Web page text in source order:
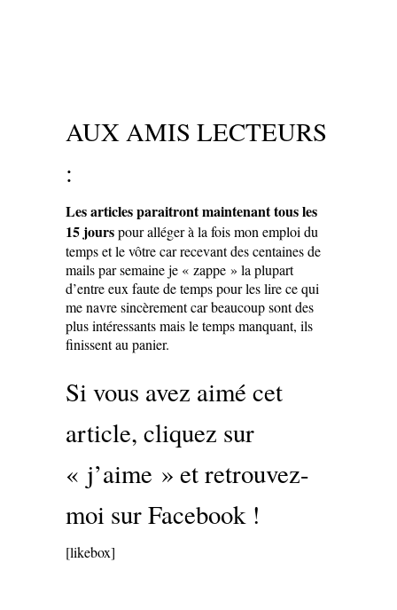
AUX AMIS LECTEURS
:
Les articles paraitront maintenant tous les
15 jourspour alléger à la fois mon emploi du
temps et le vôtre car recevant des centaines de
mails par semaine je « zappe » la plupart
d’entre eux faute de temps pour les lire ce qui
me navre sincèrement car beaucoup sont des
plus intéressants mais le temps manquant, ils
finissent au panier.
Si vous avez aimé cet
article, cliquez sur
« j’aime » et retrouvez-
moi sur Facebook !
[likebox]